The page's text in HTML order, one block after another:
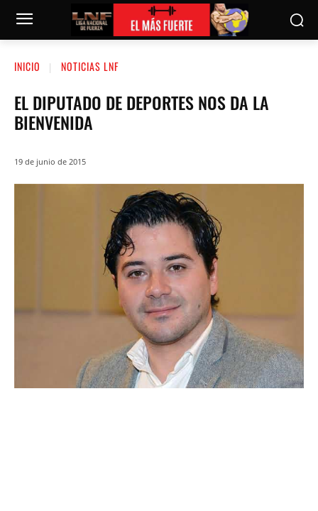
INICIO NOTICIAS LNF
EL DIPUTADO DE DEPORTES NOS DA LA
BIENVENIDA
19 de junio de 2015